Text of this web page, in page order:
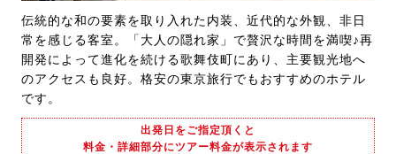
伝統的な和の要素を取り入れた内装、近代的な外観、非日
常を感じる客室。「大人の隠れ家」で贅沢な時間を満喫♪再
開発によって進化を続ける歌舞伎町にあり、主要観光地へ
のアクセスも良好。格安の東京旅行でもおすすめのホテル
です。
出発日をご指定頂くと
料金・詳細部分にツアー料金が表示されます